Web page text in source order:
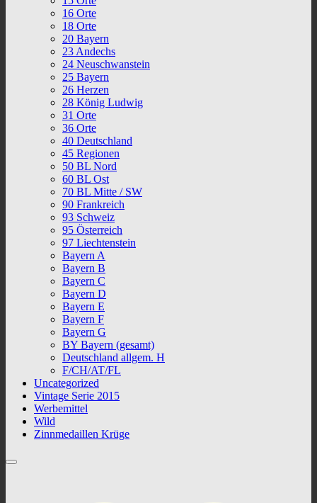
16 Orte
18 Orte
20 Bayern
23 Andechs
24 Neuschwanstein
25 Bayern
26 Herzen
28 König Ludwig
31 Orte
36 Orte
40 Deutschland
45 Regionen
50 BL Nord
60 BL Ost
70 BL Mitte / SW
90 Frankreich
93 Schweiz
95 Österreich
97 Liechtenstein
Bayern A
Bayern B
Bayern C
Bayern D
Bayern E
Bayern F
Bayern G
BY Bayern (gesamt)
Deutschland allgem. H
F/CH/AT/FL
Uncategorized
Vintage Serie 2015
Werbemittel
Wild
Zinnmedaillen Krüge